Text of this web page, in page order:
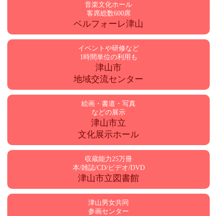
音楽文化ホール
客席総数600席
ベルフォーレ津山
イベントや研修など
1時間単位の利用も
津山市
地域交流センター
絵画・書道・写真
などの展示
津山市立
文化展示ホール
収蔵能力25万冊
本/雑誌/CD/ビデオ/DVD
津山市立図書館
津山男女共同
参画センター